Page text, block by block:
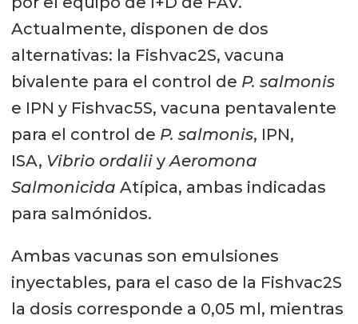
Actualmente, disponen de dos
alternativas: la Fishvac2S, vacuna
bivalente para el control de P. salmonis
e IPN y Fishvac5S, vacuna pentavalente
para el control de P. salmonis, IPN,
ISA, Vibrio ordaliiyAeromona
Salmonicida Atípica, ambas indicadas
para salmónidos.
Ambas vacunas son emulsiones
inyectables, para el caso de la Fishvac2S
la dosis corresponde a 0,05 ml, mientras